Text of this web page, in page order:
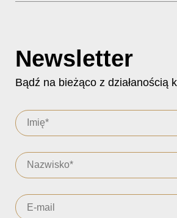
Newsletter
Bądź na bieżąco z działanością